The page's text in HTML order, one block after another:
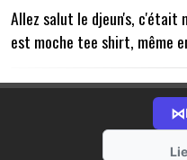
Allez salut le djeun's, c'était
est moche tee shirt, même
⋈